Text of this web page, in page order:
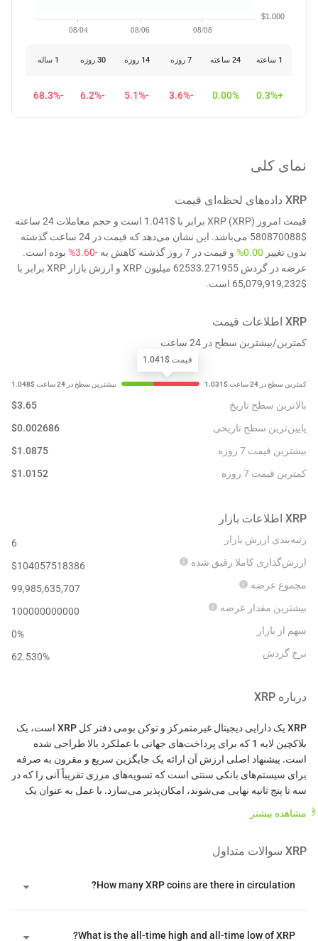
08/04 08/06 08/08
$1.000
1 ساعته 24 ساعته 7 روزه 14 روزه 30 روزه 1 ساله
+0.3%
0.00%
-3.6%
-5.1%
-6.2%
-68.3%
نمای کلی
XRP داده‌های لحظه‌ای قیمت
قیمت امروز XRP (XRP) برابر با $1.041 است و حجم معاملات 24 ساعته
$580870088 می‌باشد. این نشان می‌دهد که قیمت در 24 ساعت گذشته
بدون تغییر 0.00% و قیمت در 7 روز گذشته کاهش به -3.60%
بوده است.
عرضه در گردش 62533.271955 میلیون XRP و ارزش بازار XRP برابر با
$65,079,919,232 است.
XRP اطلاعات قیمت
کمترین/بیشترین سطح در 24 ساعت
قیمت $1.041
بالاترین سطح تاریخ $3.65
پایین‌ترین سطح تاریخی
$0.002686
بیشترین قیمت 7 روزه
$1.0875
کمترین قیمت 7 روزه
$1.0152
XRP اطلاعات بازار
رتبه‌بندی ارزش بازار
6
ارزش‌گذاری کاملا رقیق شده
$104057518386
مجموع عرضه
99,985,635,707
بیشترین مقدار عرضه
100000000000
سهم از بازار
0%
نرخ گردش
62.530%
درباره XRP
XRP یک دارایی دیجیتال غیرمتمرکز و توکن بومی دفتر کل XRP است، یک
بلاکچین لایه 1 که برای پرداخت‌های جهانی با عملکرد بالا طراحی شده
است. پیشنهاد اصلی ارزش آن ارائه یک جایگزین سریع و مقرون به صرفه
برای سیستم‌های بانکی سنتی است که تسویه‌های مرزی تقریباً آنی را که در
سه تا پنج ثانیه نهایی می‌شوند، امکان‌پذیر می‌سازد. با عمل به عنوان یک
تا هزینه‌های نقدینگی را کاهش دهند و نیاز به حساب‌های پیش‌پرداخت شده
می‌کند به جای استخراج یا استیکینگ انرژی‌بر. این سیستم از طریق یک
نهایی‌سازی قطعی را به دست می‌آورد. این زیرساخت از یک توان عملیاتی
مشاهده بیشتر
XRP سوالات متداول
How many XRP coins are there in circulation?
What is the all-time high and all-time low of XRP?